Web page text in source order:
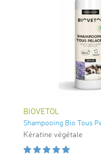
BIOVETOL
Shampooing Bio Tous
Kératine végétale